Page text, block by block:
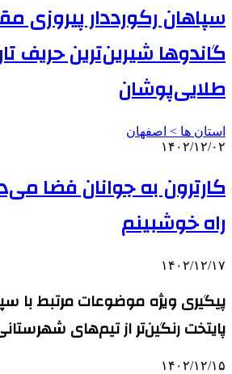
سپاهان رکورددار پیروزی
گاندوها شیرین‌ترین حریف
طلایی‌پوشان
استان ها > اصفهان
۱۴۰۲/۱۲/۰۲
کارترون به جوانان فضا
راه خوشبینم
۱۴۰۲/۱۲/۱۷
پیگیری ویژه موضوعات مرتبط با
پایتخت رنگین‌تر از تیم‌های
۱۴۰۲/۱۲/۱۵